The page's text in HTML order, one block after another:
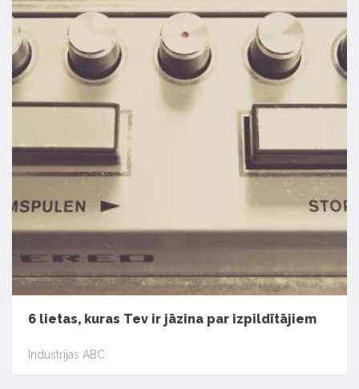
6 lietas, kuras Tev ir jāzina par izpildītājiem
Industrijas ABC